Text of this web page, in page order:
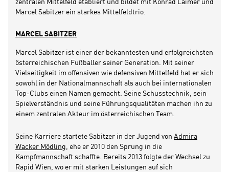
zentralen Mittelfeld etabliert und bildet mit Konrad Laimer und
Marcel Sabitzer ein starkes Mittelfeldtrio.
MARCEL SABITZER
Marcel Sabitzer ist einer der bekanntesten und erfolgreichsten
österreichischen Fußballer seiner Generation. Mit seiner
Vielseitigkeit im offensiven wie defensiven Mittelfeld hat er sich
sowohl in der Nationalmannschaft als auch bei internationalen
Top-Clubs einen Namen gemacht. Seine Schusstechnik, sein
Spielverständnis und seine Führungsqualitäten machen ihn zu
einem zentralen Akteur im österreichischen Team.
Seine Karriere startete Sabitzer in der Jugend von Admira
Wacker Mödling , ehe er 2010 den Sprung in die
Kampfmannschaft schaffte. Bereits 2013 folgte der Wechsel zu
Rapid Wien, wo er mit starken Leistungen auf sich